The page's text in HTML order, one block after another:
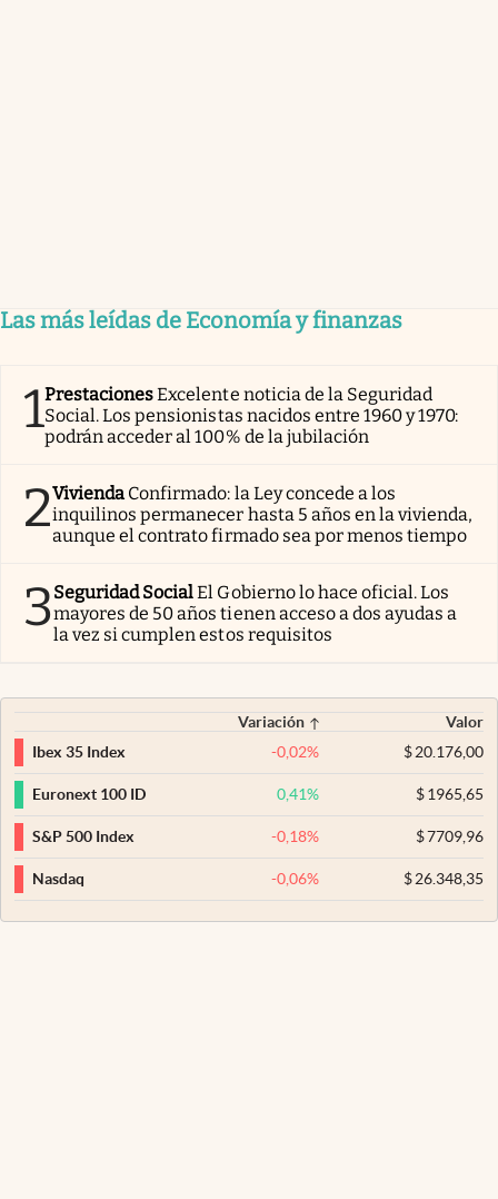
Las más leídas de Economía y finanzas
1PrestacionesExcelente noticia de la Seguridad
Social. Los pensionistas nacidos entre 1960 y 1970:
podrán acceder al 100% de la jubilación
2Vivienda Confirmado: la Ley concede a los
inquilinos permanecer hasta 5 años en la vivienda,
aunque el contrato firmado sea por menos tiempo
3Seguridad SocialEl Gobierno lo hace oficial. Los
mayores de 50 años tienen acceso a dos ayudas a
la vez si cumplen estos requisitos
Variación
Valor
Ibex 35 Index
-0,02% $20.176,00
Euronext 100 ID 0,41% $1965,65
S&P 500 Index -0,18% $7709,96
Nasdaq -0,06% $26.348,35